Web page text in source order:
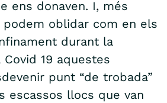
ens donaven. I, més
oblidar com en els
durant la
19 aquestes
punt “de trobada”
escassos llocs que van